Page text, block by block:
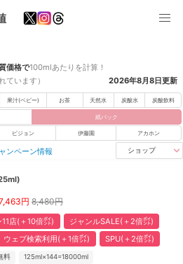
価格で100mlあたりを計算！
います）
2026年8月8日更新
果汁(ベビー) お茶 天然水 炭酸水 炭酸飲料
紙パック
ピジョン 伊藤園 アカホン
ンペーン情報 ショップ
円 8,480円
店(＋10倍㌽)
ジャンルSALE(＋2倍㌽)
ウェブ検索利用(＋1倍㌽) SPU(＋2倍㌽)
料 125ml×144=18000ml